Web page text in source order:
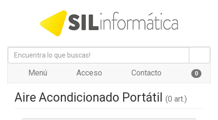
Menú Acceso Contacto 0
Aire Acondicionado Portátil (0 art.)